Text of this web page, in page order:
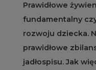
Prawidłowe
fundamentalny
rozwoju dziecka.
prawidłowe
jadłospisu. Jak